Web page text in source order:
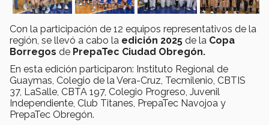
Con la participación de 12 equipos representativos de la
región, se llevó a cabo la edición 2025 de la Copa
Borregos de PrepaTec Ciudad Obregón.
En esta edición participaron: Instituto Regional de
Guaymas, Colegio de la Vera-Cruz, Tecmilenio, CBTIS
37, LaSalle, CBTA 197, Colegio Progreso, Juvenil
Independiente, Club Titanes, PrepaTec Navojoa y
PrepaTec Obregón.